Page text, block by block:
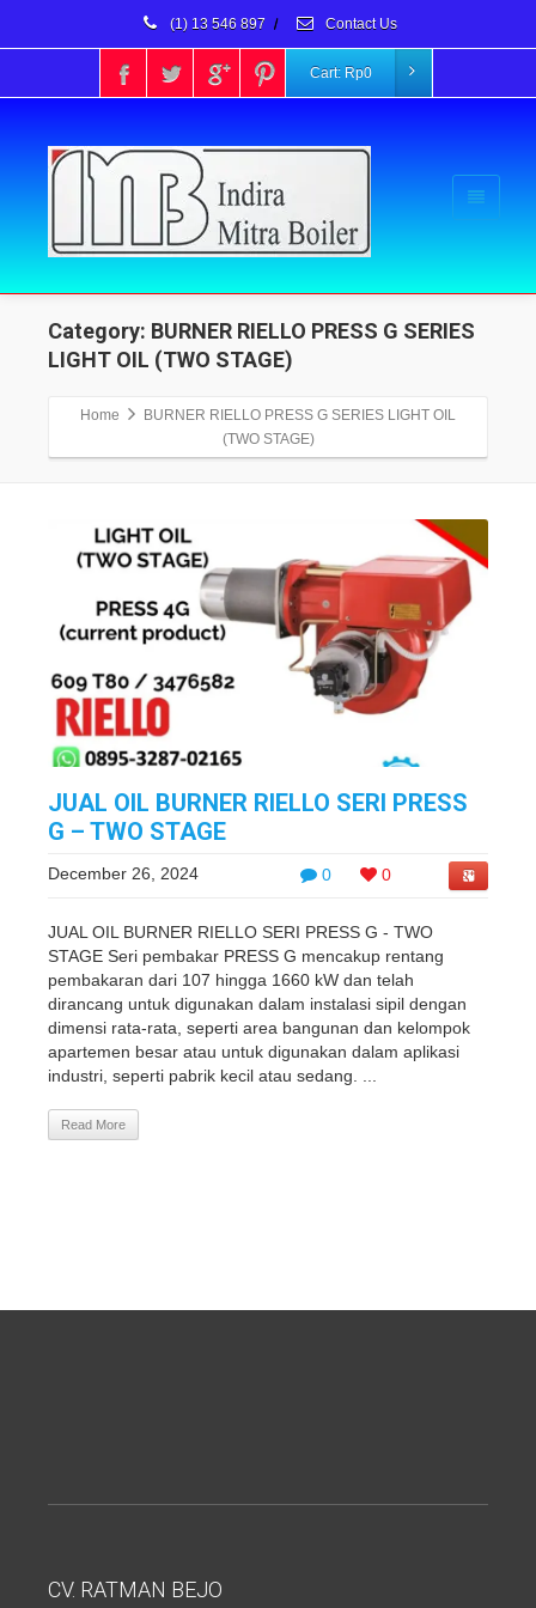
(1) 13 546 897 / Contact Us
Cart: Rp0
Category: BURNER RIELLO PRESS G SERIES
LIGHT OIL (TWO STAGE)
Home
BURNER RIELLO PRESS G SERIES LIGHT OIL
(TWO STAGE)
JUAL OIL BURNER RIELLO SERI PRESS
G – TWO STAGE
0 0
December 26, 2024
JUAL OIL BURNER RIELLO SERI PRESS G - TWO
STAGE Seri pembakar PRESS G mencakup rentang
pembakaran dari 107 hingga 1660 kW dan telah
dirancang untuk digunakan dalam instalasi sipil dengan
dimensi rata-rata, seperti area bangunan dan kelompok
apartemen besar atau untuk digunakan dalam aplikasi
industri, seperti pabrik kecil atau sedang. ...
Read More
CV. RATMAN BEJO